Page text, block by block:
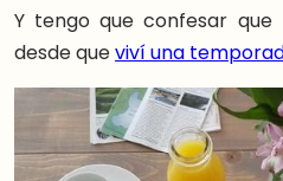
Y tengo que confesar
desde queviví una